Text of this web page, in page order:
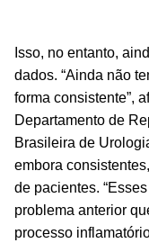
Isso, no entanto,
dados. “Ainda não
forma consistente”,
Departamento de
Brasileira de
embora
de pacientes.
problema anterior
processo